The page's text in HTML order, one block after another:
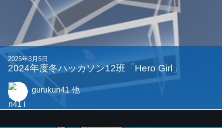
2025年3月5日
2024年度冬ハッカソン12班「Hero Girl」
gurukun41 他